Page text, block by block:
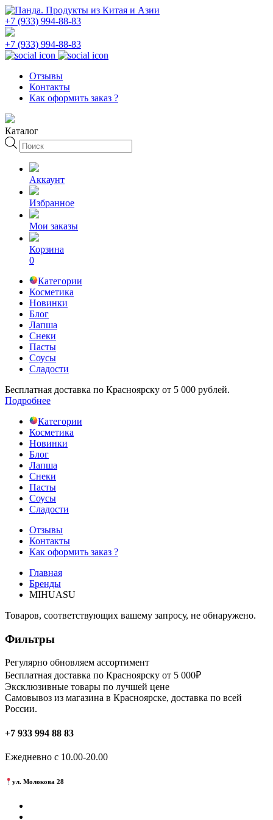
+7 (933) 994-88-83
+7 (933) 994-88-83
Отзывы
Контакты
Как оформить заказ ?
Каталог
Поиск
товаров
Аккаунт
Избранное
Мои заказы
Корзина
0
Категории
Косметика
Новинки
Блог
Лапша
Снеки
Пасты
Соусы
Сладости
Бесплатная доставка по Красноярску от 5 000 рублей.
Подробнее
Категории
Косметика
Новинки
Блог
Лапша
Снеки
Пасты
Соусы
Сладости
Отзывы
Контакты
Как оформить заказ ?
Главная
Бренды
MIHUASU
Товаров, соответствующих вашему запросу, не обнаружено.
Фильтры
Регулярно обновляем ассортимент
Бесплатная доставка по Красноярску от 5 000₽
Эксклюзивные товары по лучшей цене
Самовывоз из магазина в Красноярске, доставка по всей
России.
+7 933 994 88 83
Ежедневно с 10.00-20.00
ул. Молокова 28